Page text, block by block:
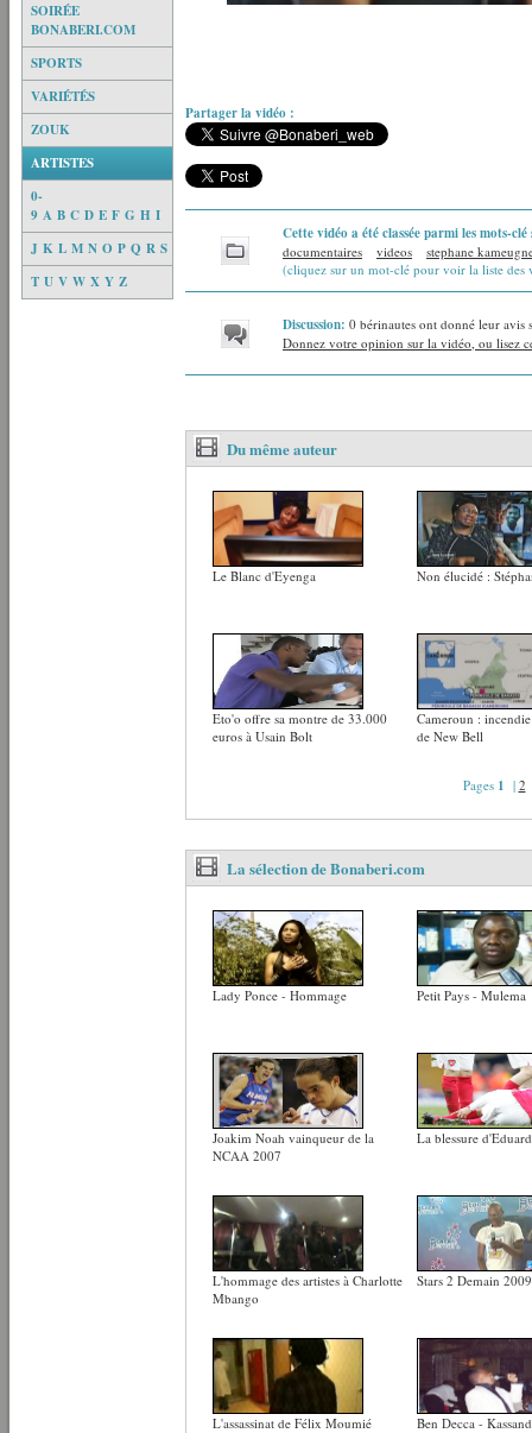
SOIRÉE
BONABERI.COM
SPORTS
VARIÉTÉS
ZOUK
ARTISTES
0-
9 A B C D E F G H I
J K L M N O P Q R S
T U V W X Y Z
Partager la vidéo :
Cette vidéo a été classée parmi les mots-
documentaires videos
stephane
(cliquez sur un mot-clé pour voir la liste des
Discussion: 0 bérinautes ont donné leur avis
Donnez votre opinion sur la vidéo, ou lisez
Du même auteur
Le Blanc d'Eyenga Non élucidé :
Eto'o offre sa montre de 33.000
euros à Usain Bolt
Cameroun :
de New Bell
Pages 1 | 2
La sélection de Bonaberi.com
Lady Ponce - Hommage Petit Pays - Mulema
Joakim Noah vainqueur de la
NCAA 2007
La blessure
L'hommage des artistes à Charlotte
Mbango
Stars 2 Demain
L'assassinat de Félix Moumié Ben Decca -